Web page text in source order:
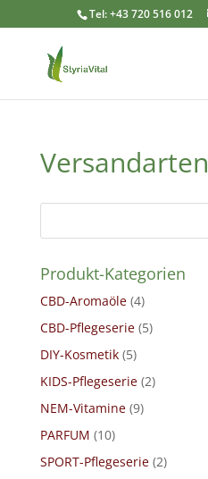
Tel: +43 720 516 012
Versandarten
Produkt-Kategorien
CBD-Aromaöle (4)
CBD-Pflegeserie (5)
DIY-Kosmetik (5)
KIDS-Pflegeserie (2)
NEM-Vitamine (9)
PARFUM (10)
SPORT-Pflegeserie (2)